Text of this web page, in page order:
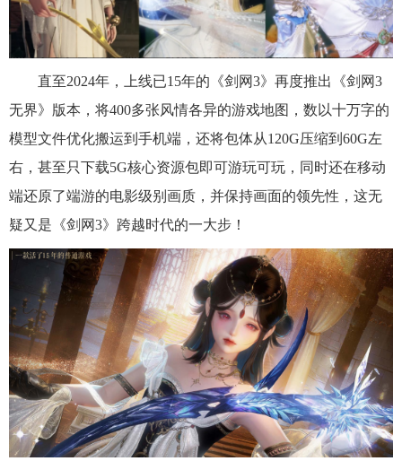
直至2024年，上线已15年的《剑网3》再度推出《剑网3
无界》版本，将400多张风情各异的游戏地图，数以十万字的
模型文件优化搬运到手机端，还将包体从120G压缩到60G左
右，甚至只下载5G核心资源包即可游玩可玩，同时还在移动
端还原了端游的电影级别画质，并保持画面的领先性，这无
疑又是《剑网3》跨越时代的一大步！